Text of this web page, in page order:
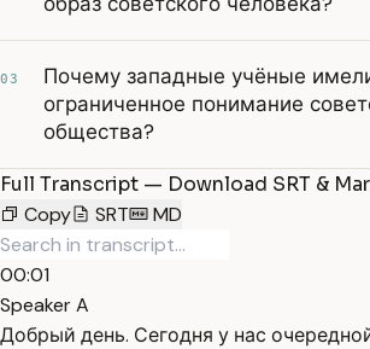
03
Почему западные учёные
ограниченное понимание
общества?
Full Transcript — Download SRT &
Copy
SRT MD
00:01
Speaker A
Добрый день. Сегодня у нас